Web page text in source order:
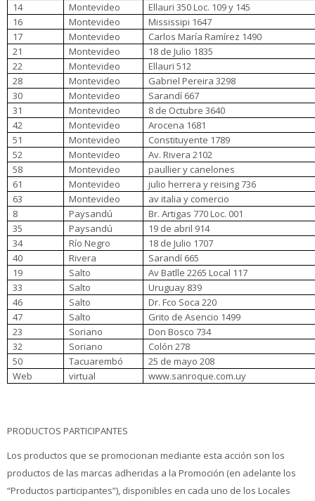
14
Montevideo
Ellauri 350 Loc. 109 y 145
16
Montevideo
Mississipi 1647
17
Montevideo
Carlos María Ramírez 1490
21
Montevideo
18 de Julio 1835
22
Montevideo
Ellauri 512
28
Montevideo
Gabriel Pereira 3298
30
Montevideo
Sarandí 667
31
Montevideo
8 de Octubre 3640
42
Montevideo
Arocena 1681
51
Montevideo
Constituyente 1789
52
Montevideo
Av. Rivera 2102
58
Montevideo
paullier y canelones
61
Montevideo
julio herrera y reising 736
63
Montevideo
av italia y comercio
8
Paysandú
Br. Artigas 770 Loc. 001
35
Paysandú
19 de abril 914
34
Río Negro
18 de Julio 1707
40
Rivera
Sarandí 665
19
Salto
Av Batlle 2265 Local 117
33
Salto
Uruguay 839
46
Salto
Dr. Fco Soca 220
47
Salto
Grito de Asencio 1499
23
Soriano
Don Bosco 734
32
Soriano
Colón 278
50
Tacuarembó
25 de mayo 208
Web
virtual www.sanroque.com.uy
PRODUCTOS PARTICIPANTES
Los productos que se promocionan mediante esta acción son los
productos de las marcas adheridas a la Promoción (en adelante los
“Productos participantes”), disponibles en cada uno de los Locales